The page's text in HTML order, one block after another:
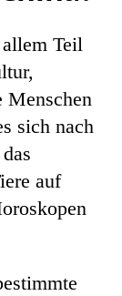
Teil
Menschen
sich nach
auf